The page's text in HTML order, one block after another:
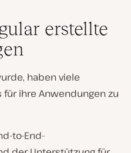
erstellte
haben viele
ihre Anwendungen zu
to-End-